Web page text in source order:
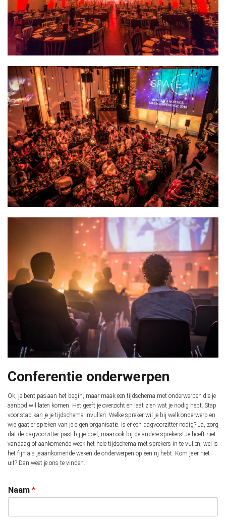
Conferentie onderwerpen
Ok, je bent pas aan het begin, maar maak een tijdschema met onderwerpen die je
aanbod wil laten komen. Het geeft je overzicht en laat zien wat je nodig hebt. Stap
voor stap kan je je tijdschema invullen. Welke spreker wil je bij welk onderwerp en
wie gaat er spreken van je eigen organisatie. Is er een dagvoorzitter nodig? Ja, zorg
dat de dagvoorzitter past bij je doel, maar ook bij de andere sprekers! Je hoeft niet
vandaag of aankomende week het hele tijdschema met sprekers in te vullen, wel is
het fijn als je aankomende weken de onderwerpen op een rij hebt. Kom je er niet
uit? Dan weet je ons te vinden.
Naam *